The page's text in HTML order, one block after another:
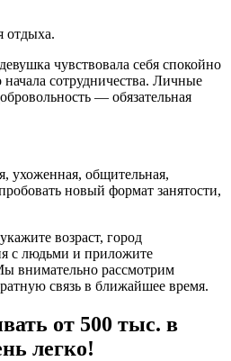
отдыха.
чувствовала себя спокойно
сотрудничества. Личные
— обязательная
ухоженная, общительная,
новый формат занятости,
возраст, город
с людьми и приложите
внимательно рассмотрим
связь в ближайшее время.
от 500 тыс. в
легко!